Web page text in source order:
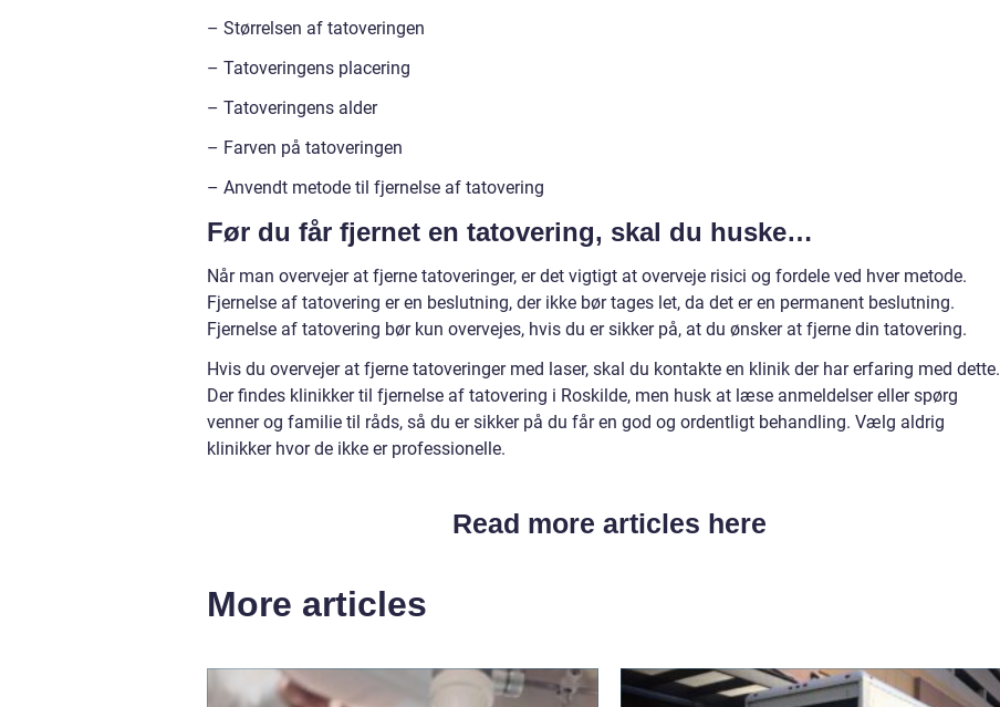
– Størrelsen af tatoveringen
– Tatoveringens placering
– Tatoveringens alder
– Farven på tatoveringen
– Anvendt metode til fjernelse af tatovering
Før du får fjernet en tatovering, skal du huske…
Når man overvejer at fjerne tatoveringer, er det vigtigt at overveje risici og fordele ved hver metode.
Fjernelse af tatovering er en beslutning, der ikke bør tages let, da det er en permanent beslutning.
Fjernelse af tatovering bør kun overvejes, hvis du er sikker på, at du ønsker at fjerne din tatovering.
Hvis du overvejer at fjerne tatoveringer med laser, skal du kontakte en klinik der har erfaring med dette.
Der findes klinikker til fjernelse af tatovering i Roskilde, men husk at læse anmeldelser eller spørg
venner og familie til råds, så du er sikker på du får en god og ordentligt behandling. Vælg aldrig
klinikker hvor de ikke er professionelle.
Read more articles here
More articles